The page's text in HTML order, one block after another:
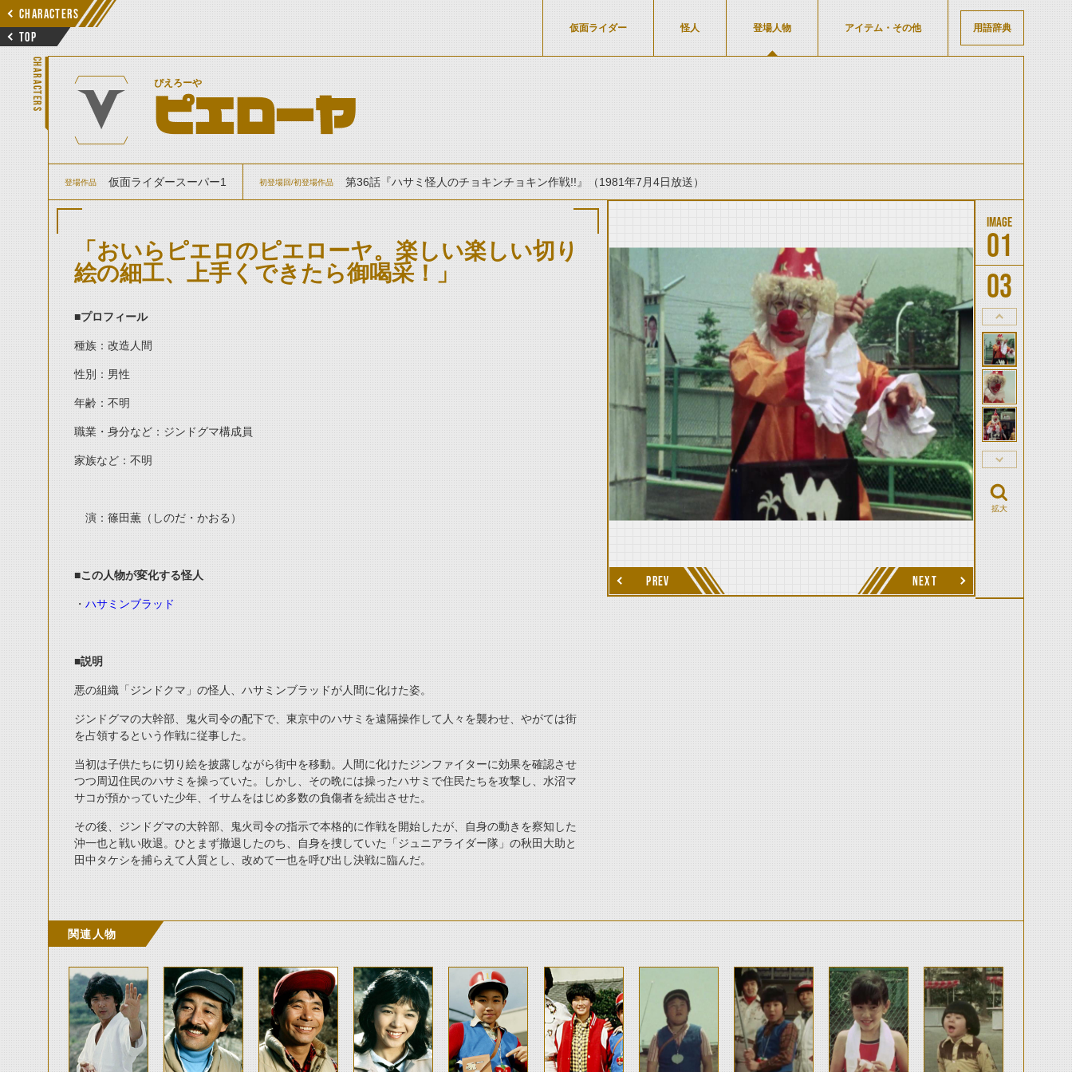
CHARACTERS
TOP
仮面ライダー 怪人 登場人物 アイテム・その他 用語辞典
CHARACTERS ぴえろーや
ピエローヤ
登場作品 仮面ライダースーパー1 初登場回/初登場作品 第36話『ハサミ怪人のチョキンチョキン作戦!!』（1981年7月4日放送）
「おいらピエロのピエローヤ。楽しい楽しい切り
絵の細工、上手くできたら御喝采！」
■プロフィール
種族：改造人間
性別：男性
年齢：不明
職業・身分など：ジンドグマ構成員
家族など：不明
演：篠田薫（しのだ・かおる）
■この人物が変化する怪人
・ ハサミンブラッド
■説明
悪の組織「ジンドクマ」の怪人、ハサミンブラッドが人間に化けた姿。
ジンドグマの大幹部、鬼火司令の配下で、東京中のハサミを遠隔操作して人々を襲わせ、やがては街
を占領するという作戦に従事した。
当初は子供たちに切り絵を披露しながら街中を移動。人間に化けたジンファイターに効果を確認させ
つつ周辺住民のハサミを操っていた。しかし、その晩には操ったハサミで住民たちを攻撃し、水沼マ
サコが預かっていた少年、イサムをはじめ多数の負傷者を続出させた。
その後、ジンドグマの大幹部、鬼火司令の指示で本格的に作戦を開始したが、自身の動きを察知した
沖一也と戦い敗退。ひとまず撤退したのち、自身を捜していた「ジュニアライダー隊」の秋田大助と
田中タケシを捕らえて人質とし、改めて一也を呼び出し決戦に臨んだ。
PREV NEXT
01
03
thumbnail Prev
拡大
関連人物